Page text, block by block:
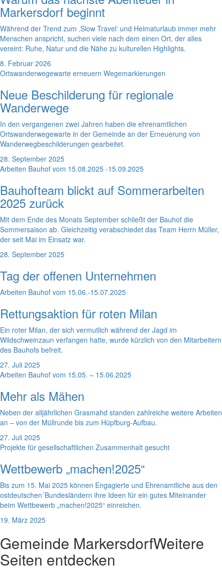
Markersdorf beginnt
Während der Trend zum ‚Slow Travel‘ und Heimaturlaub immer mehr
Menschen anspricht, suchen viele nach dem einen Ort, der alles
vereint: Ruhe, Natur und die Nähe zu kulturellen Highlights.
8. Februar 2026
Ortswanderwegewarte erneuern Wegemarkierungen
Neue Beschilderung für regionale
Wanderwege
In den vergangenen zwei Jahren haben die ehrenamtlichen
Ortswanderwegewarte in der Gemeinde an der Erneuerung von
Wanderwegbeschilderungen gearbeitet.
28. September 2025
Arbeiten Bauhof vom 15.08.2025 -15.09.2025
Bauhofteam blickt auf Sommerarbeiten
2025 zurück
Mit dem Ende des Monats September schließt der Bauhof die
Sommersaison ab. Gleichzeitig verabschiedet das Team Herrn Müller,
der seit Mai im Einsatz war.
28. September 2025
Tag der offenen Unternehmen
Arbeiten Bauhof vom 15.06.-15.07.2025
Rettungsaktion für roten Milan
Ein roter Milan, der sich vermutlich während der Jagd im
Wildschweinzaun verfangen hatte, wurde kürzlich von den Mitarbeitern
des Bauhofs befreit.
27. Juli 2025
Arbeiten Bauhof vom 15.05. – 15.06.2025
Mehr als Mähen
Neben der alljährlichen Grasmahd standen zahlreiche weitere Arbeiten
an – von der Müllrunde bis zum Hüpfburg-Aufbau.
27. Juli 2025
Projekte für gesellschaftlichen Zusammenhalt gesucht
Wettbewerb „machen!2025“
Bis zum 15. Mai 2025 können Engagierte und Ehrenamtliche aus den
ostdeutschen´Bundesländern ihre Ideen für ein gutes Miteinander
beim Wettbewerb „machen!2025“ einreichen.
19. März 2025
Gemeinde MarkersdorfWeitere
Seiten entdecken